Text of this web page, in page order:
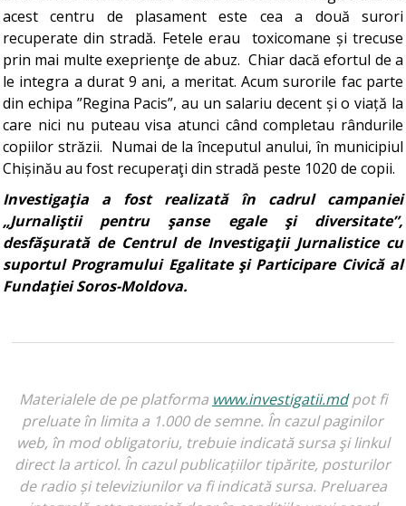
acest centru de plasament este cea a două surori
recuperate din stradă. Fetele erau toxicomane și trecuse
prin mai multe exeprienţe de abuz. Chiar dacă efortul de a
le integra a durat 9 ani, a meritat. Acum surorile fac parte
din echipa ”Regina Pacis”, au un salariu decent și o viață la
care nici nu puteau visa atunci când completau rândurile
copiilor străzii. Numai de la începutul anului, în municipiul
Chișinău au fost recuperaţi din stradă peste 1020 de copii.
Investigaţia a fost realizată în cadrul campaniei
„Jurnaliştii pentru şanse egale şi diversitate”,
desfăşurată de Centrul de Investigaţii Jurnalistice cu
suportul Programului Egalitate şi Participare Civică al
Fundaţiei Soros-Moldova.
Materialele de pe platforma www.investigatii.mdpot fi
preluate în limita a 1.000 de semne. În cazul paginilor
web, în mod obligatoriu, trebuie indicată sursa şi linkul
direct la articol. În cazul publicațiilor tipărite, posturilor
de radio și televiziunilor va fi indicată sursa. Preluarea